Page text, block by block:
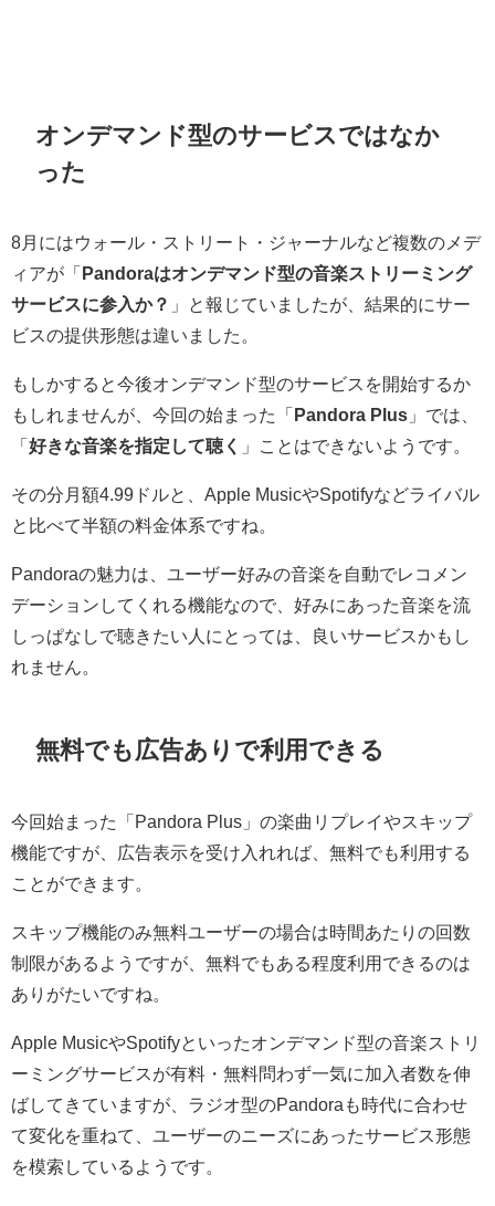
オンデマンド型のサービスではなか
った
8月にはウォール・ストリート・ジャーナルなど複数のメデ
ィアが「 Pandoraはオンデマンド型の音楽ストリーミング
サービスに参入か？ 」と報じていましたが、結果的にサー
ビスの提供形態は違いました。
もしかすると今後オンデマンド型のサービスを開始するか
もしれませんが、今回の始まった「 Pandora Plus 」では、
「 好きな音楽を指定して聴く 」ことはできないようです。
その分月額4.99ドルと、Apple MusicやSpotifyなどライバル
と比べて半額の料金体系ですね。
Pandoraの魅力は、ユーザー好みの音楽を自動でレコメン
デーションしてくれる機能なので、好みにあった音楽を流
しっぱなしで聴きたい人にとっては、良いサービスかもし
れません。
無料でも広告ありで利用できる
今回始まった「Pandora Plus」の楽曲リプレイやスキップ
機能ですが、広告表示を受け入れれば、無料でも利用する
ことができます。
スキップ機能のみ無料ユーザーの場合は時間あたりの回数
制限があるようですが、無料でもある程度利用できるのは
ありがたいですね。
Apple MusicやSpotifyといったオンデマンド型の音楽ストリ
ーミングサービスが有料・無料問わず一気に加入者数を伸
ばしてきていますが、ラジオ型のPandoraも時代に合わせ
て変化を重ねて、ユーザーのニーズにあったサービス形態
を模索しているようです。